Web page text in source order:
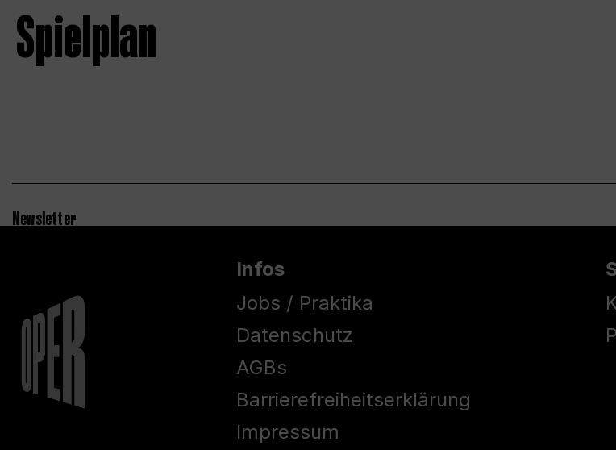
Spielplan
Newsletter
Infos
Jobs / Praktika
Datenschutz
AGBs
Barrierefreiheitserklärung
Impressum